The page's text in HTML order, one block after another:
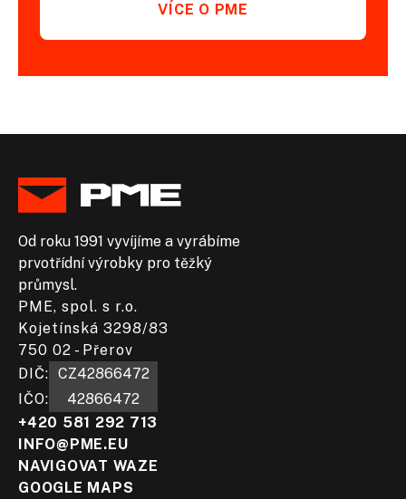
VÍCE O PME
Od roku 1991 vyvíjíme a vyrábíme
prvotřídní výrobky pro těžký
průmysl.
PME, spol. s r.o.
Kojetínská 3298/83
750 02 - Přerov
DIČ:​ CZ42866472
IČO:
42866472
+420 581 292 713
INFO@PME.EU
NAVIGOVAT WAZE
GOOGLE MAPS